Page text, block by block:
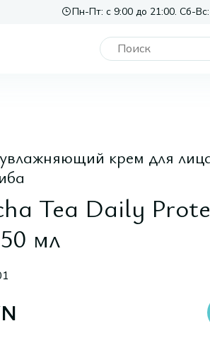
Пн-Пт: с 9:00 до 21:00. Сб-
крем для
Tea Daily
мл